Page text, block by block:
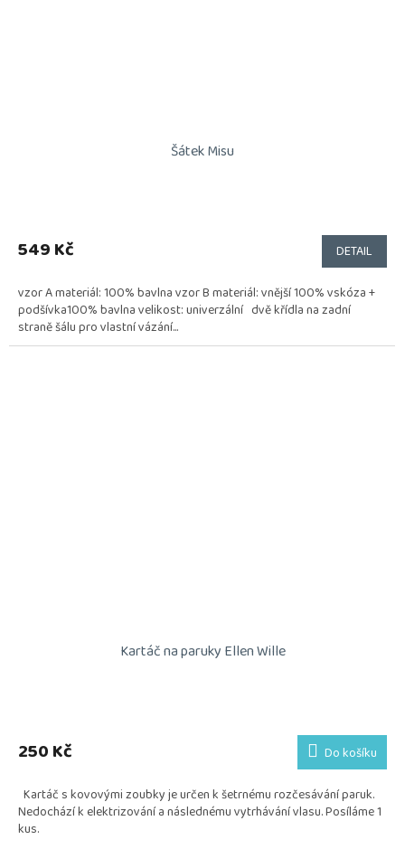
Šátek Misu
549 Kč DETAIL
vzor A materiál: 100% bavlna vzor B materiál: vnější 100% vskóza +
podšívka100% bavlna velikost: univerzální dvě křídla na zadní
straně šálu pro vlastní vázání...
Kartáč na paruky Ellen Wille
produktu
je
5
hvězdiček.
250 Kč Do košíku
Kartáč s kovovými zoubky je určen k šetrnému rozčesávání paruk.
Nedochází k elektrizování a následnému vytrhávání vlasu. Posíláme 1
kus.